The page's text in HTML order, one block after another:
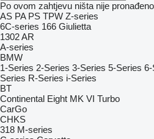
Po ovom zahtjevu ništa nije pronađeno
AS PA PS TPW Z-series
6C-series 166 Giulietta
1302AR
A-series
BMW
1-Series 2-Series 3-Series 5-Series 6-
Series R-Series i-Series
BT
Continental Eight MK VI Turbo
CarGo
CHKS
318 M-series